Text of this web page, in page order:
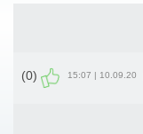
10.09.20 | 15:07
(0)